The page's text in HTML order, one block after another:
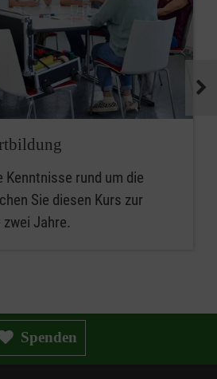
rund um die
Sie diesen Kurs zur
Jahre.
Spenden